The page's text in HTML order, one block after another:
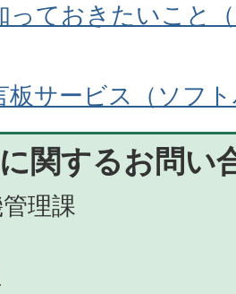
っておきたいこと
板サービス（ソフ
関するお問い
理課